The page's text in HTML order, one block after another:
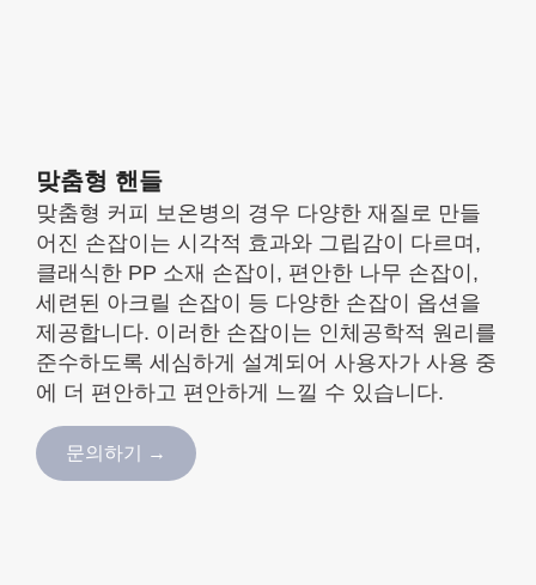
맞춤형 핸들
맞춤형 커피 보온병의 경우 다양한 재질로 만들
어진 손잡이는 시각적 효과와 그립감이 다르며,
클래식한 PP 소재 손잡이, 편안한 나무 손잡이,
세련된 아크릴 손잡이 등 다양한 손잡이 옵션을
제공합니다. 이러한 손잡이는 인체공학적 원리를
준수하도록 세심하게 설계되어 사용자가 사용 중
에 더 편안하고 편안하게 느낄 수 있습니다.
문의하기 →